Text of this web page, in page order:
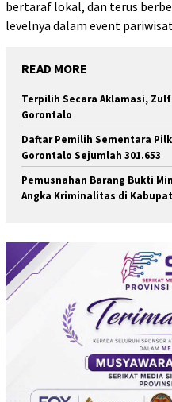
bertaraf lokal, dan terus
levelnya dalam event
READ MORE
Terpilih Secara Aklamasi,
Gorontalo
Daftar Pemilih Sementara
Gorontalo Sejumlah 301.653
Pemusnahan Barang Bukti
Angka Kriminalitas di